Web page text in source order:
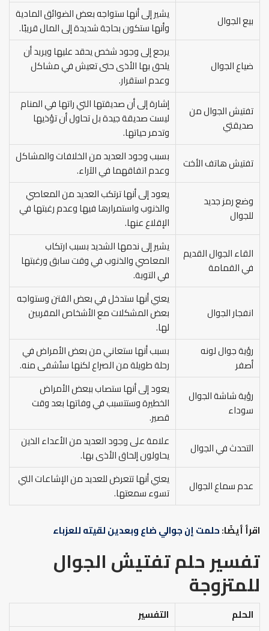
بيع الجوال
يشير إلى أنها ستواجه بعض الضوائق المادية
وأنها ستكون بحاجة شديدة إلى المال قريبًا.
ضياع الجوال
يرجع إلى وجود شخص يحقد عليها ويريد أن
يلحق بها الأذى حتى تعيش في مشاكل
وعدم استقرار.
تفتيش الجوال من
صديقتي
إشارة إلى أن صديقتها التي راتها في المنام
ليست صديقة جيدة بل تحاول أن تؤذيها
وتدمر حياتها.
تفتيش هاتف الأخت
بسبب وجود العديد من الخلافات والمشاكل
وعدم اتفاقهما في الآراء.
وضع رمز جديد
للجوال
يعود إلى أنها ترتكب العديد من المعاصي
والذنوب واستمرارها فيها وعدم رغبتها في
الإقلاع عنها.
القاء الجوال القديم
في القمامة
يشير إلى ندمها الشديد بسبب ارتكاب
المعاصي والذنوب في وقت سابق ورغبتها
في التوبة.
انفجار الجوال
يعني أنها ستدخل في بعض الفتن وستواجه
بعض المشكلات مع الأشخاص المقربين
لها.
رؤية جوال لونه
أصفر
بسبب أنها ستعاني من بعض الأمراض في
رحلة طويلة من الصراع لكنها ستُشفى منه.
رؤية شاشة الجوال
سوداء
يعود إلى أنها ستصاب ببعض الأمراض
الخطيرة وستتسبب في وفاتها بعد وقت
قصير.
التحدث في الجوال
علامة على وجود العديد من الأعداء الذين
يحاولون إلحاق الأذى بها.
عدم سماع الجوال
يعني أنها تتعرض للعديد من الإشاعات التي
تسوء سمعتها.
اقرأ أيضًا:حلمت إن جوالي ضاع وبعدين لقيته للعزباء
تفسير حلم تفتيش الجوال
للمتزوجة
الحلم
التفسير